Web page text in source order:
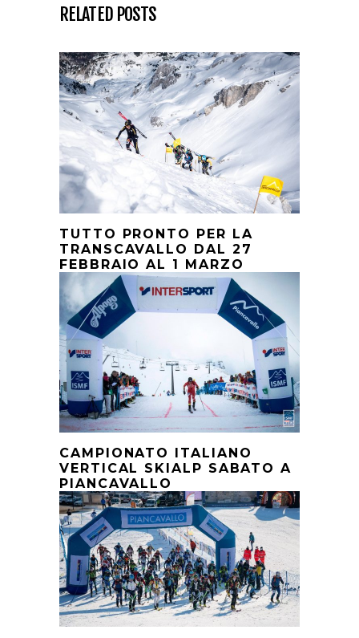
RELATED POSTS
TUTTO PRONTO PER LA
TRANSCAVALLO DAL 27
FEBBRAIO AL 1 MARZO
CAMPIONATO ITALIANO
VERTICAL SKIALP SABATO A
PIANCAVALLO